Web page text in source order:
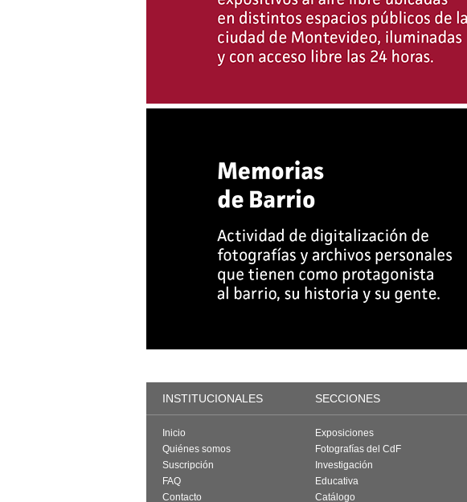
INSTITUCIONALES SECCIONES
Inicio
Quiénes somos
Suscripción
FAQ
Contacto
Exposiciones
Fotografías del CdF
Investigación
Educativa
Catálogo